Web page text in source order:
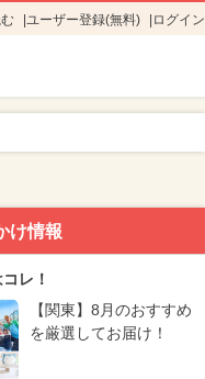
ユーザー登録(無料) ログイン
け情報
レ！
【関東】8月のおすすめ
を厳選してお届け！